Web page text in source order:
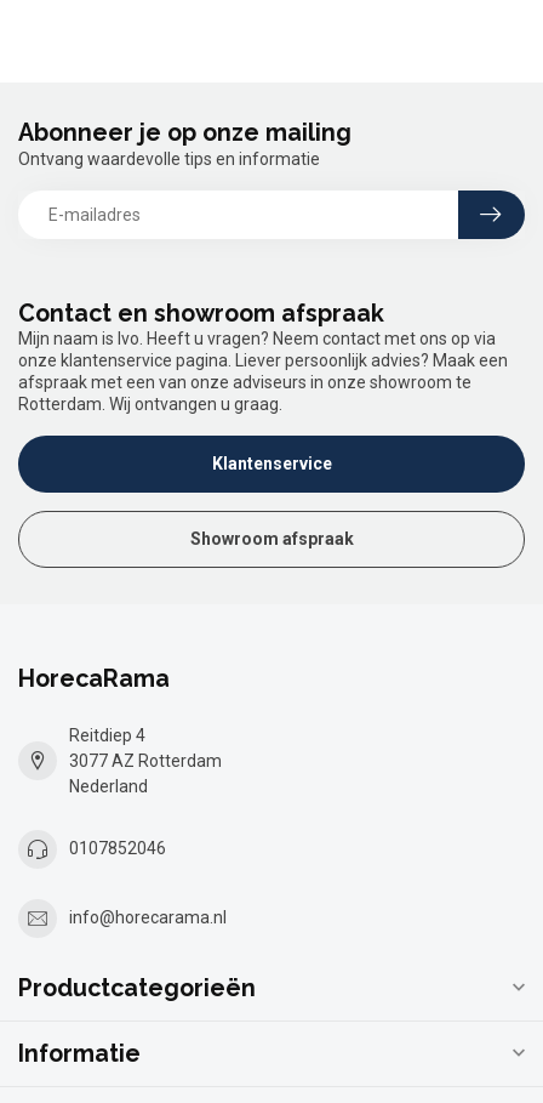
Contact en showroom afspraak
Mijn naam is Ivo. Heeft u vragen? Neem contact met ons op via
onze klantenservice pagina. Liever persoonlijk advies? Maak een
afspraak met een van onze adviseurs in onze showroom te
Rotterdam. Wij ontvangen u graag.
Klantenservice
Showroom afspraak
Abonneer je op onze mailing
Ontvang waardevolle tips en informatie
HorecaRama
Reitdiep 4
3077 AZ Rotterdam
Nederland
0107852046
info@horecarama.nl
Productcategorieën
Informatie